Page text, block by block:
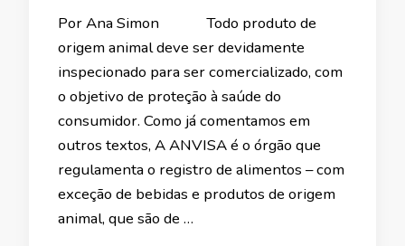
Por Ana Simon Todo produto de
origem animal deve ser devidamente
inspecionado para ser comercializado, com
o objetivo de proteção à saúde do
consumidor. Como já comentamos em
outros textos, A ANVISA é o órgão que
regulamenta o registro de alimentos – com
exceção de bebidas e produtos de origem
animal, que são de …